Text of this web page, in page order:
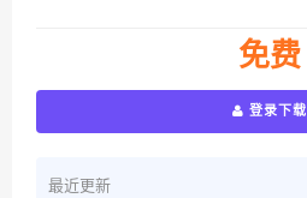
免费
登录下载
最近更新